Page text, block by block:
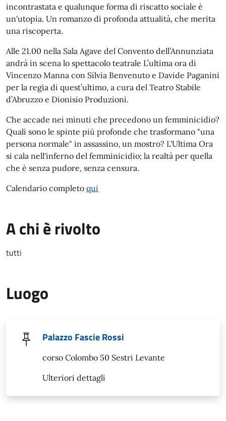
incontrastata e qualunque forma di riscatto sociale è
un'utopia. Un romanzo di profonda attualità, che merita
una riscoperta.
Alle 21.00 nella Sala Agave del Convento dell’Annunziata
andrà in scena lo spettacolo teatrale L’ultima ora di
Vincenzo Manna con Silvia Benvenuto e Davide Paganini
per la regia di quest’ultimo, a cura del Teatro Stabile
d’Abruzzo e Dionisio Produzioni.
Che accade nei minuti che precedono un femminicidio?
Quali sono le spinte più profonde che trasformano "una
persona normale" in assassino, un mostro? L'Ultima Ora
si cala nell'inferno del femminicidio; la realtà per quella
che è senza pudore, senza censura.
Calendario completo qui
A chi è rivolto
tutti
Luogo
Palazzo Fascie Rossi
corso Colombo 50 Sestri Levante
Ulteriori dettagli